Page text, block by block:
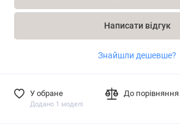
Написати відгук
Знайшли дешевше?
У обране
Додано 1 моделі
До порівняння